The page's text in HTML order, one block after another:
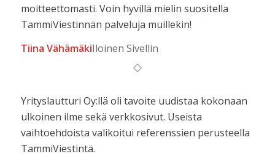
moitteettomasti. Voin hyvillä mielin suositella
TammiViestinnän palveluja muillekin!
Tiina VähämäkiIloinen Sivellin
Yrityslautturi Oy:llä oli tavoite uudistaa kokonaan
ulkoinen ilme sekä verkkosivut. Useista
vaihtoehdoista valikoitui referenssien perusteella
TammiViestintä.